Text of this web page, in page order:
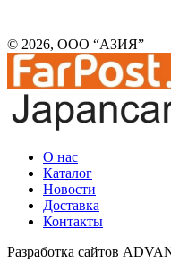
© 2026, ООО “АЗИЯ”
О нас
Каталог
Новости
Доставка
Контакты
Разработка сайтов